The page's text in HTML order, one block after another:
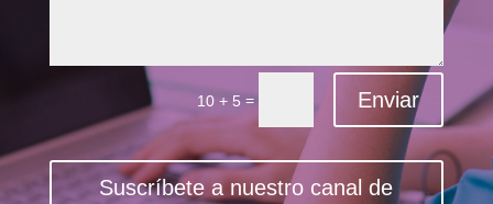
10 + 5 = Enviar
Suscríbete a nuestro canal de